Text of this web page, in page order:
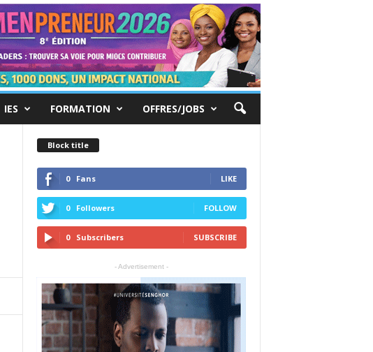
IES FORMATION OFFRES/JOBS
Block title
0 Fans LIKE
0 Followers FOLLOW
0 Subscribers SUBSCRIBE
- Advertisement -